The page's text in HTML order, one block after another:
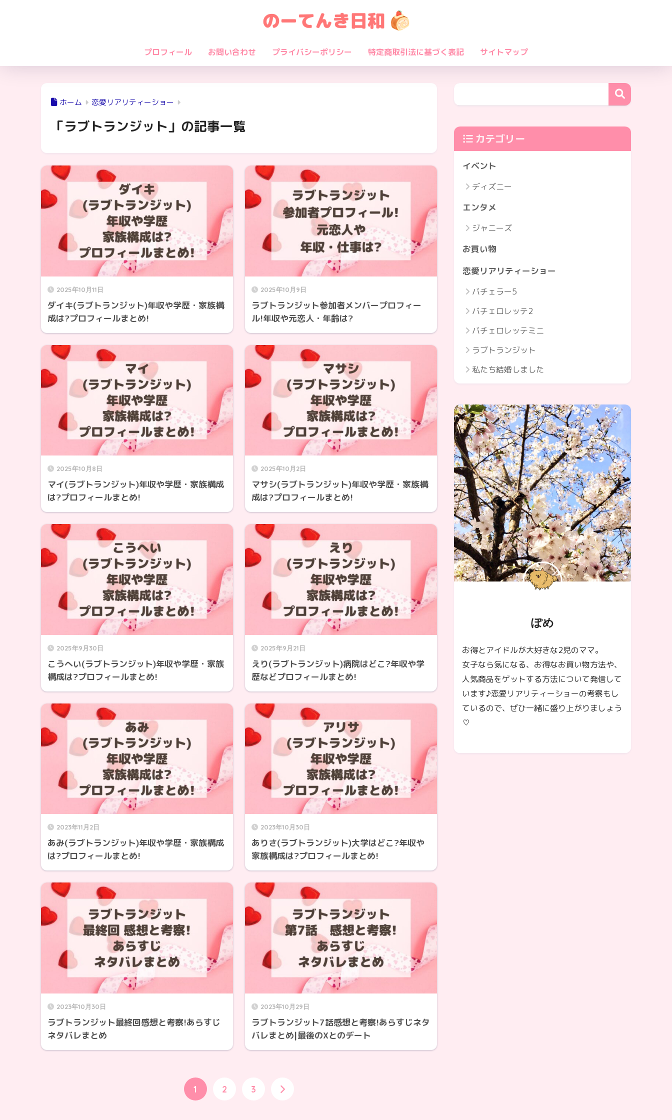
プロフィール お問い合わせ プライバシーポリシー 特定商取引法に基づく表記 サイトマップ
ホーム 恋愛リアリティーショー
「ラブトランジット」の記事一覧
2025年10月11日
ダイキ(ラブトランジット)年収や学歴・家族構
成は?プロフィールまとめ!
2025年10月9日
ラブトランジット参加者メンバープロフィー
ル!年収や元恋人・年齢は?
2025年10月8日
マイ(ラブトランジット)年収や学歴・家族構成
は?プロフィールまとめ!
2025年10月2日
マサシ(ラブトランジット)年収や学歴・家族構
成は?プロフィールまとめ!
2025年9月30日
こうへい(ラブトランジット)年収や学歴・家族
構成は?プロフィールまとめ!
2025年9月21日
えり(ラブトランジット)病院はどこ?年収や学
歴などプロフィールまとめ!
2023年11月2日
あみ(ラブトランジット)年収や学歴・家族構成
は?プロフィールまとめ!
2023年10月30日
ありさ(ラブトランジット)大学はどこ?年収や
家族構成は?プロフィールまとめ!
2023年10月30日
ラブトランジット最終回感想と考察!あらすじ
ネタバレまとめ
2023年10月29日
ラブトランジット7話感想と考察!あらすじネタ
バレまとめ|最後のXとのデート
1 2 3
カテゴリー
イベント
ディズニー
エンタメ
ジャニーズ
お買い物
恋愛リアリティーショー
バチェラー5
バチェロレッテ2
バチェロレッテミニ
ラブトランジット
私たち結婚しました
ぽめ
お得とアイドルが大好きな2児のママ。
女子なら気になる、お得なお買い物方法や、
人気商品をゲットする方法について発信して
います♪恋愛リアリティーショーの考察もし
ているので、ぜひ一緒に盛り上がりましょう
♡